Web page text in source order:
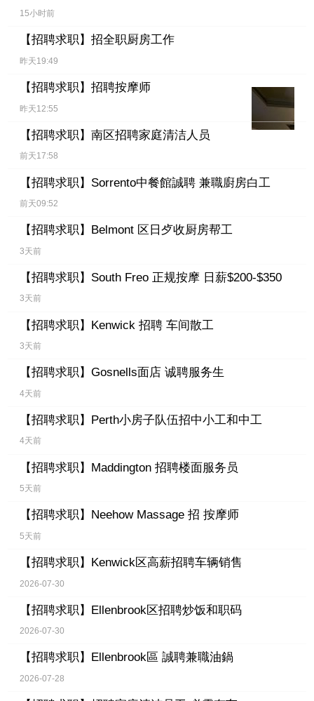
15小时前
【招聘求职】 招全职厨房工作
昨天19:49
【招聘求职】 招聘按摩师
昨天12:55
【招聘求职】 南区招聘家庭清洁人员
前天17:58
【招聘求职】 Sorrento中餐館誠聘 兼職廚房白工
前天09:52
【招聘求职】 Belmont 区日歺收厨房帮工
3天前
【招聘求职】 South Freo 正规按摩 日薪$200-$350
3天前
【招聘求职】 Kenwick 招聘 车间散工
3天前
【招聘求职】 Gosnells面店 诚聘服务生
4天前
【招聘求职】 Perth小房子队伍招中小工和中工
4天前
【招聘求职】 Maddington 招聘楼面服务员
5天前
【招聘求职】 Neehow Massage 招 按摩师
5天前
【招聘求职】 Kenwick区高薪招聘车辆销售
2026-07-30
【招聘求职】 Ellenbrook区招聘炒饭和职码
2026-07-30
【招聘求职】 Ellenbrook區 誠聘兼職油鍋
2026-07-28